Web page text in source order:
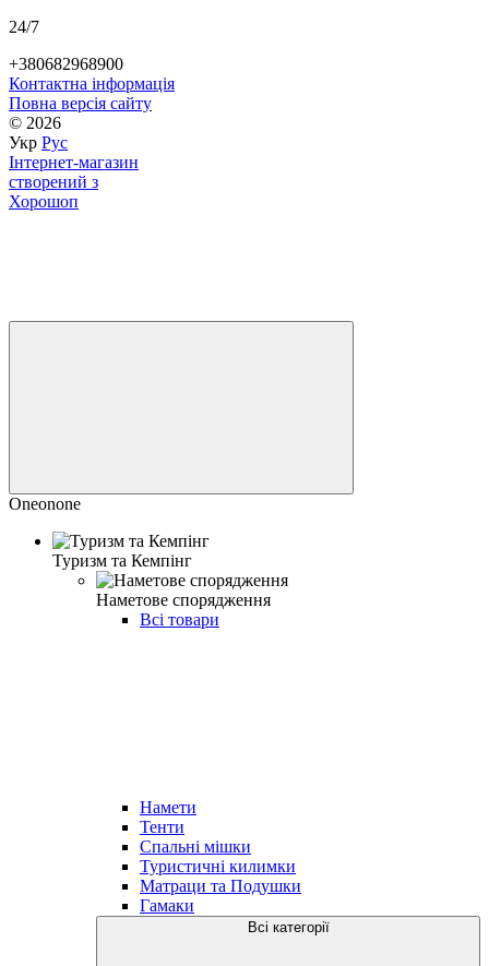
24/7
+380682968900
Контактна інформація
Повна версія сайту
© 2026
Укр Рус
Інтернет-магазин
створений з
Хорошоп
Oneonone
Туризм та Кемпінг
Наметове спорядження
Всі товари
Намети
Тенти
Спальні мішки
Туристичні килимки
Матраци та Подушки
Гамаки
Всі категорії